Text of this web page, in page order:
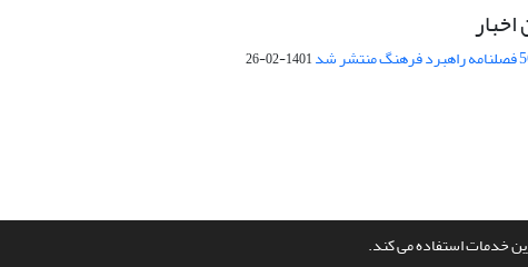
خدمات استفاده می کند.
1401-02-26
ازسیناوب